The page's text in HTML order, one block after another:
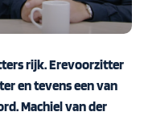
rijk. Erevoorzitter
en tevens een van
Machiel van der